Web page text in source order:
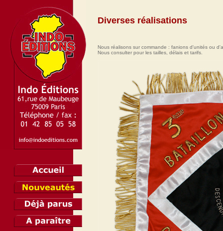
Diverses réalisations
Nous réalisons sur commande : fanions d'unités ou
Nous consulter pour les tailles, délais et tarifs.